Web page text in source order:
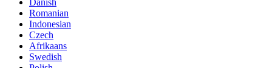
Romanian
Indonesian
Czech
Afrikaans
Swedish